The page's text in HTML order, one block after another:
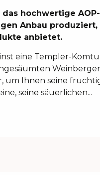
hochwertige
Anbau
anbietet.
eine Templer-
um Ihnen seine
seine säuerlichen...